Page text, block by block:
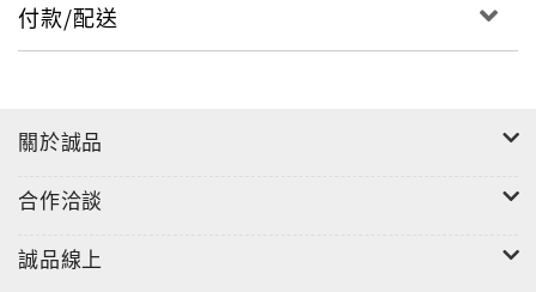
付款/配送
關於誠品
合作洽談
誠品線上